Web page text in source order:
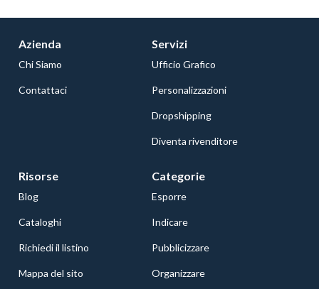
Azienda
Chi Siamo
Contattaci
Servizi
Ufficio Grafico
Personalizzazioni
Dropshipping
Diventa rivenditore
Risorse
Blog
Cataloghi
Richiedi il listino
Mappa del sito
Categorie
Esporre
Indicare
Pubblicizzare
Organizzare